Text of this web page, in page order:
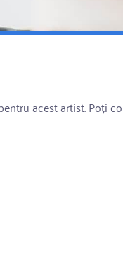
acest artist. Poți